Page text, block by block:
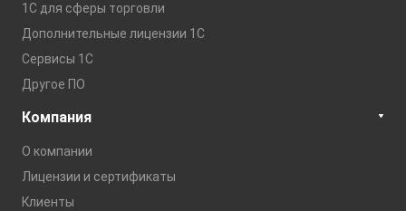
1С для сферы торговли
Дополнительные лицензии 1С
Сервисы 1С
Другое ПО
Компания
О компании
Лицензии и сертификаты
Клиенты